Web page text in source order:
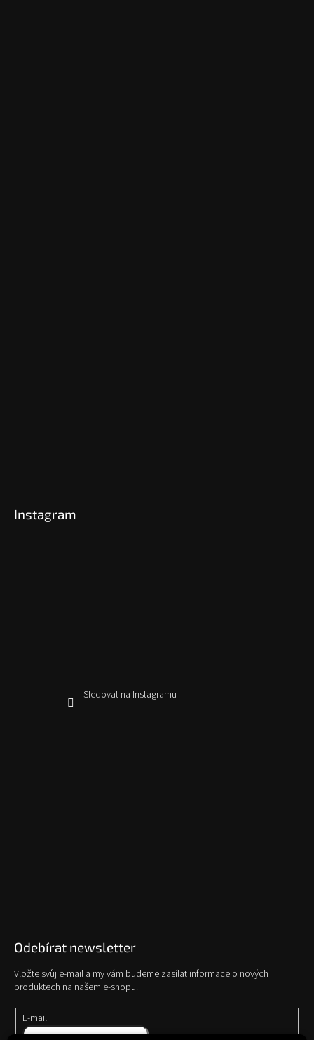
Instagram
Sledovat na Instagramu
Odebírat newsletter
Vložte svůj e-mail a my vám budeme zasílat informace o nových
produktech na našem e-shopu.
E-mail